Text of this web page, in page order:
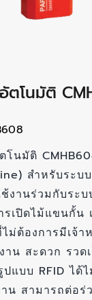
ตโนมัติ
โนมัติ
สำหรับระบ
งานร่วมกับระ
เปิดไม้แขนกั้น
ม่ต้องการมีเจ้า
น สะดวก รวด
แบบ RFID ได้ไ
น สามารถต่อร่